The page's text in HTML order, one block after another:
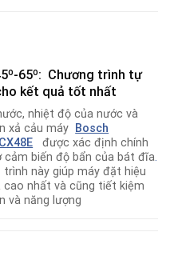
65º: Chương trình tự
kết quả tốt nhất
nhiệt độ của nước và
xả cảu máy Bosch
được xác định chính
cảm biến độ bẩn của bát đĩa.
trình này giúp máy đặt hiệu
cao nhất và cũng tiết kiệm
và năng lượng